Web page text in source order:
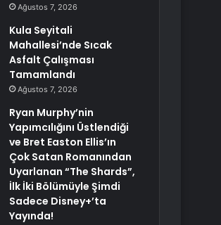
Ağustos 7, 2026
Kula Seyitali
Mahallesi’nde Sıcak
Asfalt Çalışması
Tamamlandı
Ağustos 7, 2026
Ryan Murphy’nin
Yapımcılığını Üstlendiği
ve Bret Easton Ellis’ın
Çok Satan Romanından
Uyarlanan “The Shards”,
İlk İki Bölümüyle Şimdi
Sadece Disney+’ta
Yayında!